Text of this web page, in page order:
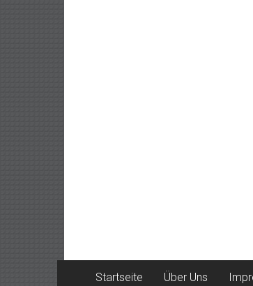
Startseite Über Uns